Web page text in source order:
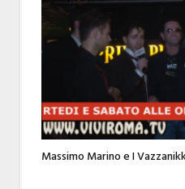
Massimo Marino e I